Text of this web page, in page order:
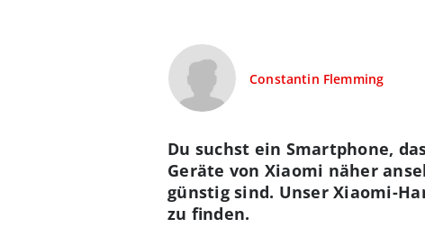
Constantin Flemming
Du suchst ein Smartphone,
Geräte von Xiaomi näher
günstig sind. Unser Xiaomi-
zu finden.